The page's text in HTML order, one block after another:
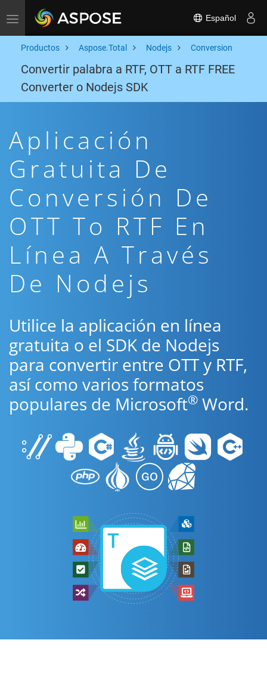
Toggle navigation Español
Productos Aspose.Total Nodejs Conversion
Convertir palabra a RTF, OTT a RTF FREE
Converter o Nodejs SDK
Aplicación
Gratuita De
Conversión De
OTT To RTF En
Línea A Través
De Nodejs
Utilice la aplicación en línea
gratuita o el SDK de Nodejs
para convertir entre OTT y RTF,
así como varios formatos
populares de Microsoft® Word.